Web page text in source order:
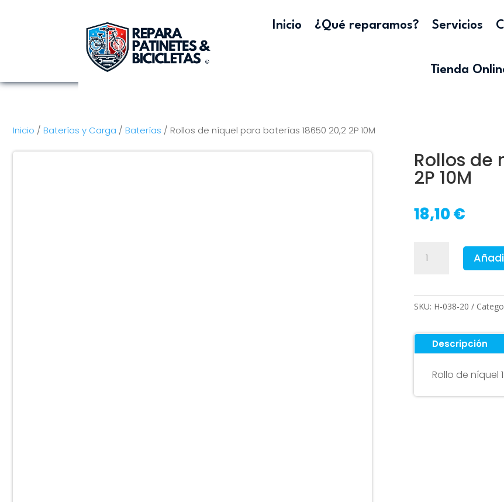
Inicio ¿Qué reparamos? Servicios
Tienda
Inicio / Baterías y Carga / Baterías / Rollos de níquel para baterías 18650 20,2 2P 10M
Rollos de
2P 10M
18,10€
baterías
10M
cantidad
SKU: H-038-20
Descripción
Rollo de níquel